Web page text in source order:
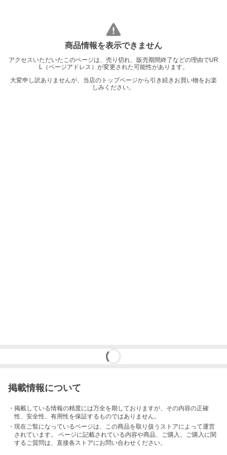
商品情報を表示できません
アクセスいただいたこのページは、売り切れ、販売期間終了などの理由でUR
L（ページアドレス）が変更された可能性があります。
大変申し訳ありませんが、当店のトップページから引き続きお買い物をお楽
しみください。
掲載情報について
・掲載している情報の精度には万全を期しておりますが、その内容の正確
性、安全性、有用性を保証するものではありません。
・現在ご覧になっているページは、この商品を取り扱うストアによって運営
されています。 ページに記載されている内容や商品、ご購入 、ご購入に関
するご質問は、直接各ストアにお問い合わせください。